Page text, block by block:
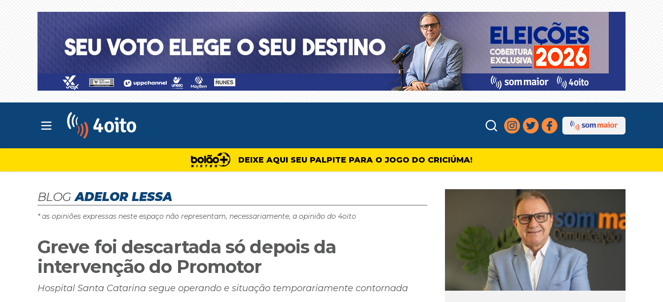
Abrir menu principal
DEIXE AQUI SEU PALPITE PARA O JOGO DO CRICIÚMA!
BLOG ADELOR LESSA
* as opiniões expressas neste espaço não representam, necessariamente, a opinião do 4oito
Greve foi descartada só depois da
intervenção do Promotor
Hospital Santa Catarina segue operando e situação temporariamente contornada